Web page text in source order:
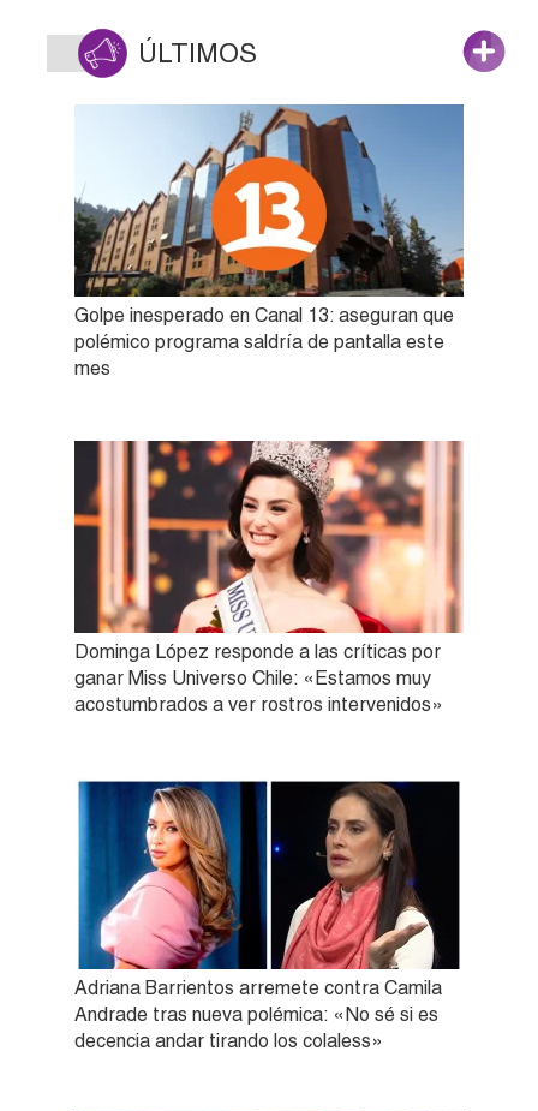
ÚLTIMOS
Golpe inesperado en Canal 13: aseguran que
polémico programa saldría de pantalla este
mes
Dominga López responde a las críticas por
ganar Miss Universo Chile: «Estamos muy
acostumbrados a ver rostros intervenidos»
Adriana Barrientos arremete contra Camila
Andrade tras nueva polémica: «No sé si es
decencia andar tirando los colaless»